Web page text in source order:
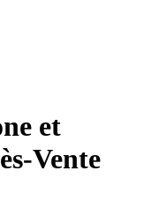
et
Vente